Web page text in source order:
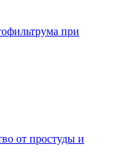
при
от простуды и